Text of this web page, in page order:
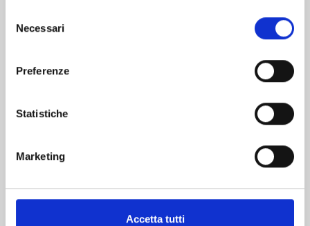
delNecessari
Preferenze
Statistiche
Marketing
Accetta tutti
I CAVALIERI DELLO ZODIACO - SAINT SEIYA:
20/10/2026